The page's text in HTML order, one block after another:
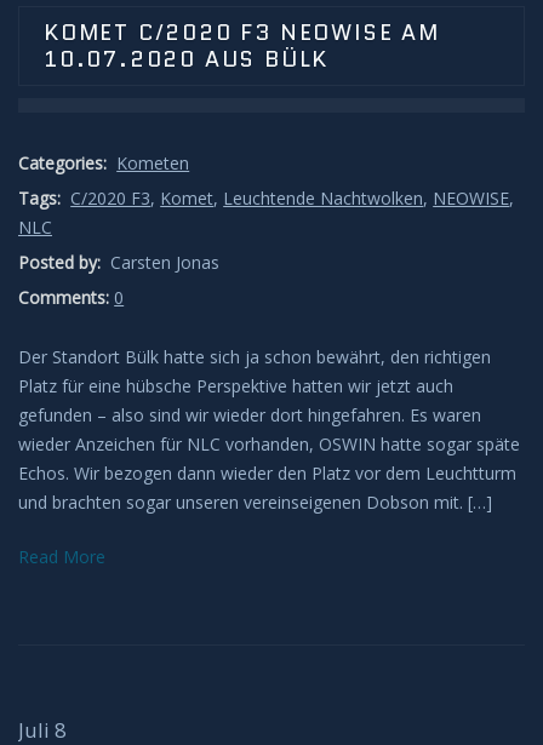
Wolken
Lenticularis
Zodiakallicht
Sonne
Weißlicht
H-Alpha
KOMET C/2020 F3 NEOWISE AM
10.07.2020 AUS BÜLK
Categories: Kometen
Tags: C/2020 F3, Komet, Leuchtende Nachtwolken, NEOWISE,
NLC
Posted by: Carsten Jonas
Comments: 0
Der Standort Bülk hatte sich ja schon bewährt, den richtigen
Platz für eine hübsche Perspektive hatten wir jetzt auch
gefunden – also sind wir wieder dort hingefahren. Es waren
wieder Anzeichen für NLC vorhanden, OSWIN hatte sogar späte
Echos. Wir bezogen dann wieder den Platz vor dem Leuchtturm
und brachten sogar unseren vereinseigenen Dobson mit. […]
Read More
Juli 8